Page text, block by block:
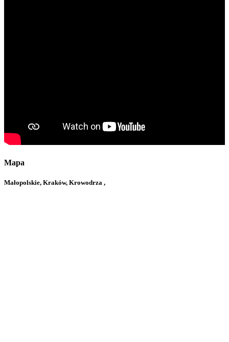
Mapa
Małopolskie, Kraków, Krowodrza ,